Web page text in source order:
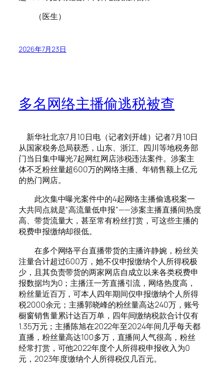
（医生）
2026年7月23日
多名网络主播偷逃税被查
新华社北京7月10日电（记者刘开雄）记者7月10日
从国家税务总局获悉，山东、浙江、四川等地税务部
门当日集中曝光7起网红网店涉税违法案件。涉案主
体不乏粉丝量超600万的网络主播、年销售额上亿元
的热门网店。
此次集中曝光案件中的4起网络主播偷逃税案一
大共同点就是“高流量低申报”——涉案主播直播间热度
高、带货流量大，甚至常有粉丝打赏，可这些主播的
税费申报缴纳却很低。
在多个网络平台直播带货的主播许静婉，粉丝关
注量合计超过600万，她不仅申报缴纳个人所得税极
少，且其负责带货的两家网店自成立以来各类税费申
报数据均为0；主播汪一芳直播引流，网络热度高，
粉丝量近百万，可本人四年期间仅申报缴纳个人所得
税2000余元；主播郭晓峰的粉丝量高达240万，账号
橱窗销售量累计达百万单，四年间缴纳税款合计仅有
1.35万元；主播陈旭在2022年至2024年间几乎每天都
直播，粉丝量高达100多万，直播间人气很高，粉丝
经常打赏，可他2022年度个人所得税申报收入为0
元，2023年度缴纳个人所得税仅几百元。